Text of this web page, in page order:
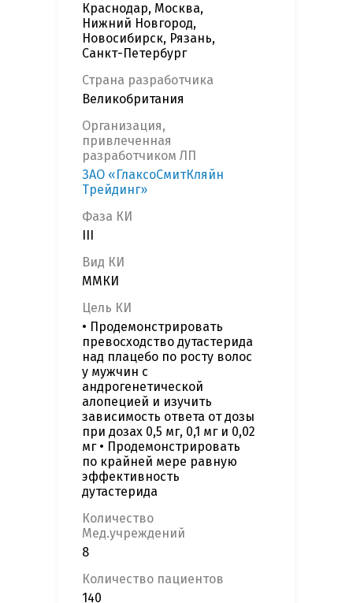
Краснодар, Москва,
Нижний Новгород,
Новосибирск, Рязань,
Санкт-Петербург
Страна разработчика
Великобритания
Организация,
привлеченная
разработчиком ЛП
ЗАО «ГлаксоСмитКляйн
Трейдинг»
Фаза КИ
Вид КИ
ММКИ
Цель КИ
• Продемонстрировать
превосходство дутастерида
над плацебо по росту волос
у мужчин с
андрогенетической
алопецией и изучить
зависимость ответа от дозы
при дозах 0,5 мг, 0,1 мг и 0,02
мг • Продемонстрировать
по крайней мере равную
эффективность
дутастерида
Количество
Мед.учреждений
8
Количество пациентов
140